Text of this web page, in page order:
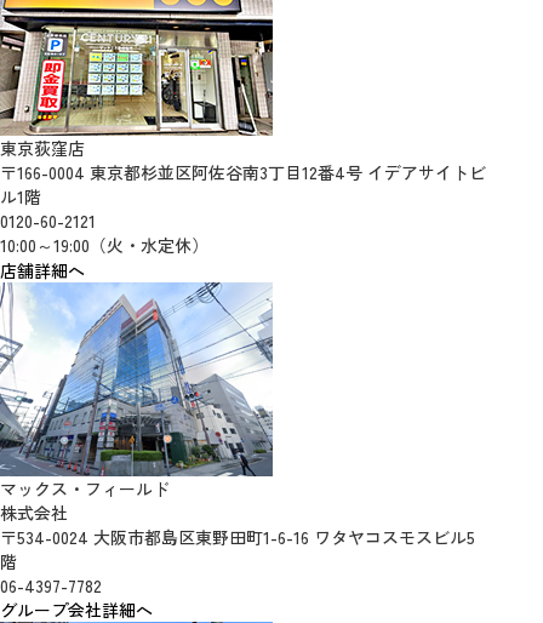
東京荻窪店
〒166-0004 東京都杉並区阿佐谷南3丁目12番4号 イデアサイトビ
ル1階
0120-60-2121
10:00～19:00（火・水定休）
店舗詳細へ
マックス・フィールド
株式会社
〒534-0024 大阪市都島区東野田町1-6-16 ワタヤコスモスビル5
階
06-4397-7782
グループ会社詳細へ